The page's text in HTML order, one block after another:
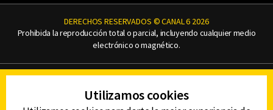
DERECHOS RESERVADOS © CANAL 6 2026
Prohibida la reproducción total o parcial, incluyendo cualquier medio
electrónico o magnético.
AVISO DE PRIVACIDAD
AVISO LEGAL
Utilizamos cookies